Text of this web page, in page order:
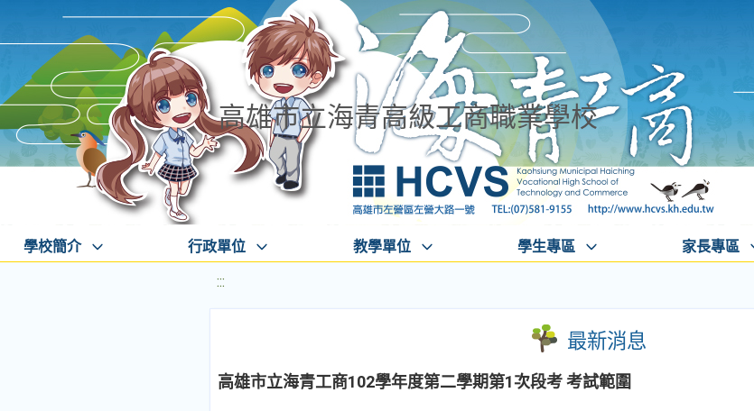
高雄市立海青高級工商職業學校
學校簡介 行政單位 教學單位 學生專區 家長專區
:::
最新消息
高雄市立海青工商102學年度第二學期第1次段考 考試範圍